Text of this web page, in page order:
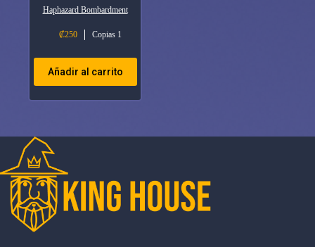
Haphazard Bombardment
₡250 Copias 1
Añadir al carrito